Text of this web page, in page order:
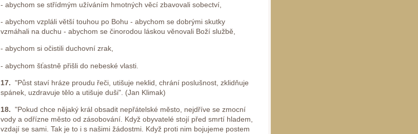
- abychom se střídmým užíváním hmotných věcí zbavovali sobectví,
- abychom vzpláli větší touhou po Bohu - abychom se dobrými skutky
vzmáhali na duchu - abychom se činorodou láskou věnovali Boží službě,
- abychom si očistili duchovní zrak,
- abychom šťastně přišli do nebeské vlasti.
17."Půst staví hráze proudu řeči, utišuje neklid, chrání poslušnost, zklidňuje
spánek, uzdravuje tělo a utišuje duši". (Jan Klimak)
18."Pokud chce nějaký král obsadit nepřátelské město, nejdříve se zmocní
vody a odřízne město od zásobování. Když obyvatelé stojí před smrtí hladem,
vzdají se sami. Tak je to i s našimi žádostmi. Když proti nim bojujeme postem